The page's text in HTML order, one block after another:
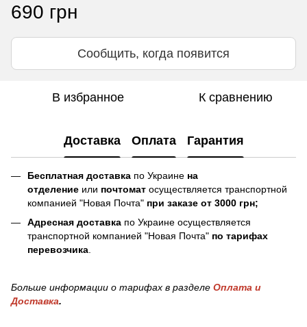
690 грн
Сообщить, когда появится
В избранное К сравнению
Доставка Оплата Гарантия
Бесплатная доставка по Украине на
отделение или почтомат осуществляется транспортной
компанией "Новая Почта" при заказе от 3000 грн;
Адресная доставка по Украине осуществляется
транспортной компанией "Новая Почта" по тарифах
перевозчика
Больше информации о тарифах в разделе Оплата и
Доставка.